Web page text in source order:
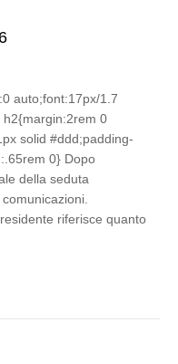
auto;font:17px/1.7
0
solid #ddd;padding-
0} Dopo
della seduta
riferisce quanto